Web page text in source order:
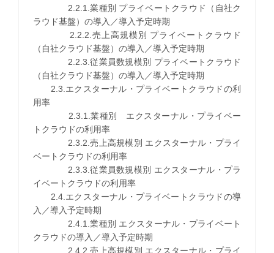
2.2.1.業種別 プライベートクラウド（自社ク
ラウド基盤）の導入／導入予定時期
2.2.2.売上高規模別 プライベートクラウド
（自社クラウド基盤）の導入／導入予定時期
2.2.3.従業員数規模別 プライベートクラウド
（自社クラウド基盤）の導入／導入予定時期
2.3.エクスターナル・プライベートクラウドの利
用率
2.3.1.業種別 エクスターナル・プライベー
トクラウドの利用率
2.3.2.売上高規模別 エクスターナル・プライ
ベートクラウドの利用率
2.3.3.従業員数規模別 エクスターナル・プラ
イベートクラウドの利用率
2.4.エクスターナル・プライベートクラウドの導
入／導入予定時期
2.4.1.業種別 エクスターナル・プライベート
クラウドの導入／導入予定時期
2.4.2.売上高規模別 エクスターナル・プライ